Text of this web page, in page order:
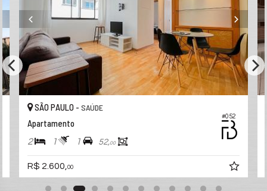
#052
SÃO PAULO -SAÚDE
Apartamento
2 1 1 52,00
R$ 2.600,00